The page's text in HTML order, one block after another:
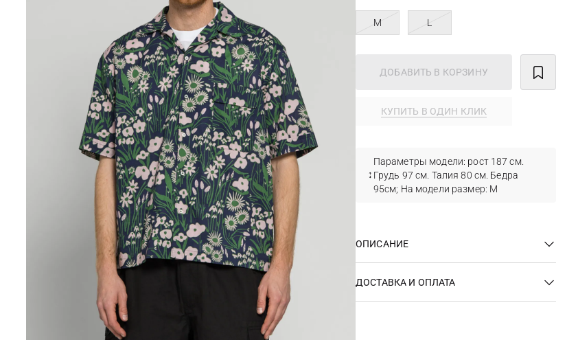
M L
ДОБАВИТЬ В КОРЗИНУ
КУПИТЬ В ОДИН КЛИК
Параметры модели: рост 187 см.
Грудь 97 см. Талия 80 см. Бедра
95см; На модели размер: М
ОПИСАНИЕ
ДОСТАВКА И ОПЛАТА